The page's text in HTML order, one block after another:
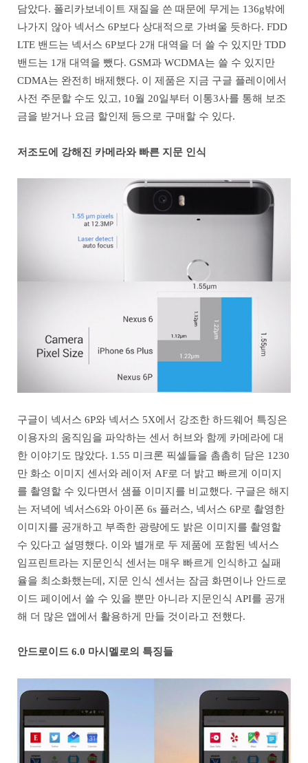
담았다. 폴리카보네이트 재질을 쓴 때문에 무게는 136g밖에
나가지 않아 넥서스 6P보다 상대적으로 가벼울 듯하다. FDD
LTE 밴드는 넥서스 6P보다 2개 대역을 더 쓸 수 있지만 TDD
밴드는 1개 대역을 뺐다. GSM과 WCDMA는 쓸 수 있지만
CDMA는 완전히 배제했다. 이 제품은 지금 구글 플레이에서
사전 주문할 수도 있고, 10월 20일부터 이통3사를 통해 보조
금을 받거나 요금 할인제 등으로 구매할 수 있다.
저조도에 강해진 카메라와 빠른 지문 인식
구글이 넥서스 6P와 넥서스 5X에서 강조한 하드웨어 특징은
이용자의 움직임을 파악하는 센서 허브와 함께 카메라에 대
한 이야기도 많았다. 1.55 미크론 픽셀들을 촘촘히 담은 1230
만 화소 이미지 센서와 레이저 AF로 더 밝고 빠르게 이미지
를 촬영할 수 있다면서 샘플 이미지를 비교했다. 구글은 해지
는 저녁에 넥서스6와 아이폰 6s 플러스, 넥서스 6P로 촬영한
이미지를 공개하고 부족한 광량에도 밝은 이미지를 촬영할
수 있다고 설명했다. 이와 별개로 두 제품에 포함된 넥서스
임프린트라는 지문인식 센서는 매우 빠르게 인식하고 실패
율을 최소화했는데, 지문 인식 센서는 잠금 화면이나 안드로
이드 페이에서 쓸 수 있을 뿐만 아니라 지문인식 API를 공개
해 더 많은 앱에서 활용하게 만들 것이라고 전했다.
안드로이드 6.0 마시멜로의 특징들